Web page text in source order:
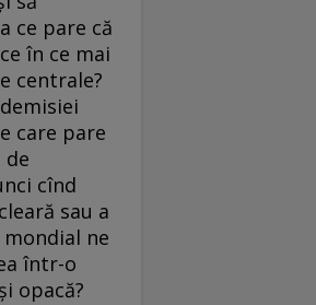
ce pare că
în ce mai
centrale?
care pare
de
cînd
sau a
ne
într-o
opacă?